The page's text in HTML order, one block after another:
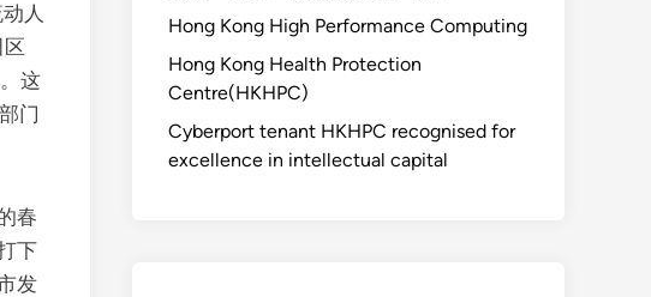
人
这
门
春
下
发
Hong Kong High Performance Computing
Hong Kong Health Protection
Centre(HKHPC)
Cyberport tenant HKHPC recognised for
excellence in intellectual capital